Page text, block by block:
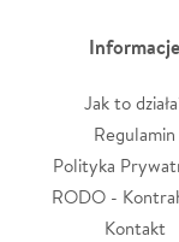
Informacje
Jak to
Regulamin
Polityka
RODO -
Kontakt